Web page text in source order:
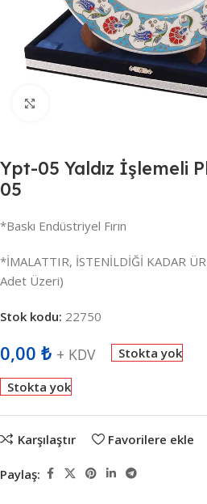
Ypt-05 Yaldız İşlemeli
05
*Baskı Endüstriyel Fırın
*İMALATTIR, İSTENİLDİĞİ KADAR
Adet Üzeri)
Stok kodu: 22750
0,00 ₺ + KDV Stokta yok
Stokta yok
Karşılaştır Favorilere ekle
Paylaş: